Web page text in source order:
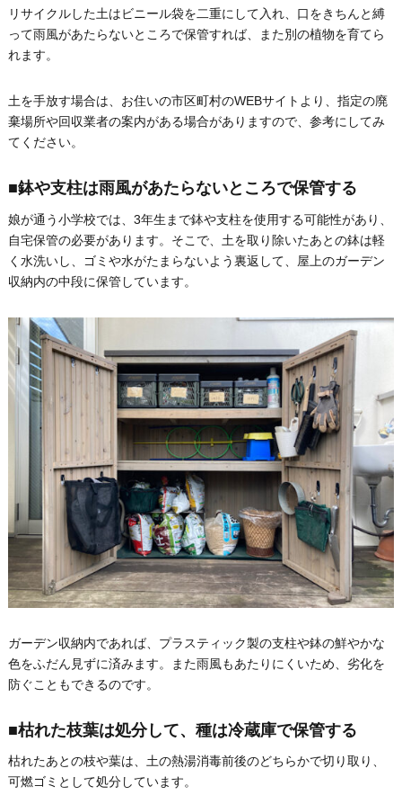
リサイクルした土はビニール袋を二重にして入れ、口をきちんと縛
って雨風があたらないところで保管すれば、また別の植物を育てら
れます。
土を手放す場合は、お住いの市区町村のWEBサイトより、指定の廃
棄場所や回収業者の案内がある場合がありますので、参考にしてみ
てください。
■鉢や支柱は雨風があたらないところで保管する
娘が通う小学校では、3年生まで鉢や支柱を使用する可能性があり、
自宅保管の必要があります。そこで、土を取り除いたあとの鉢は軽
く水洗いし、ゴミや水がたまらないよう裏返して、屋上のガーデン
収納内の中段に保管しています。
ガーデン収納内であれば、プラスティック製の支柱や鉢の鮮やかな
色をふだん見ずに済みます。また雨風もあたりにくいため、劣化を
防ぐこともできるのです。
■枯れた枝葉は処分して、種は冷蔵庫で保管する
枯れたあとの枝や葉は、土の熱湯消毒前後のどちらかで切り取り、
可燃ゴミとして処分しています。